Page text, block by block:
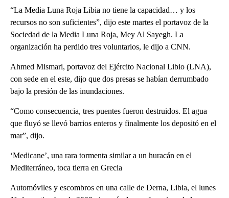
“La Media Luna Roja Libia no tiene la capacidad… y los
recursos no son suficientes”, dijo este martes el portavoz de la
Sociedad de la Media Luna Roja, Mey Al Sayegh. La
organización ha perdido tres voluntarios, le dijo a CNN.
Ahmed Mismari, portavoz del Ejército Nacional Libio (LNA),
con sede en el este, dijo que dos presas se habían derrumbado
bajo la presión de las inundaciones.
“Como consecuencia, tres puentes fueron destruidos. El agua
que fluyó se llevó barrios enteros y finalmente los depositó en el
mar”, dijo.
‘Medicane’, una rara tormenta similar a un huracán en el
Mediterráneo, toca tierra en Grecia
Automóviles y escombros en una calle de Derna, Libia, el lunes